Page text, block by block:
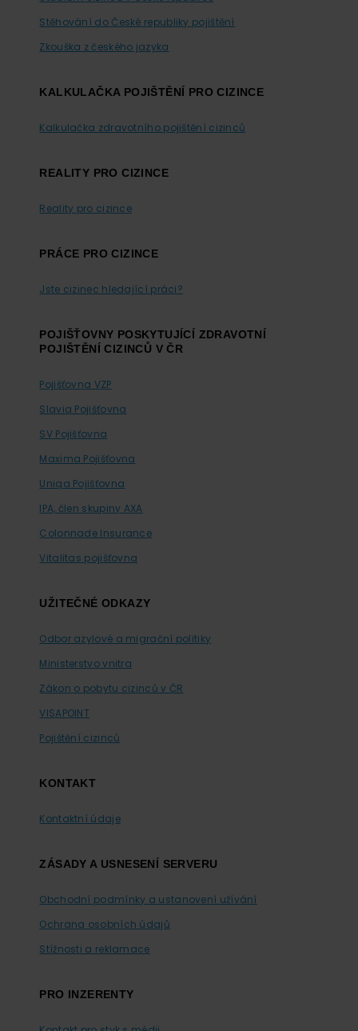
Stěhování do České republiky pojištění
Zkouška z českého jazyka
KALKULAČKA POJIŠTĚNÍ PRO CIZINCE
Kalkulačka zdravotního pojištění cizinců
REALITY PRO CIZINCE
Reality pro cizince
PRÁCE PRO CIZINCE
Jste cizinec hledající práci?
POJIŠŤOVNY POSKYTUJÍCÍ ZDRAVOTNÍ
POJIŠTĚNÍ CIZINCŮ V ČR
Pojišťovna VZP
Slavia Pojišťovna
SV Pojišťovna
Maxima Pojišťovna
Uniqa Pojišťovna
IPA, člen skupiny AXA
Colonnade Insurance
Vitalitas pojišťovna
UŽITEČNÉ ODKAZY
Odbor azylové a migrační politiky
Ministerstvo vnitra
Zákon o pobytu cizinců v ČR
VISAPOINT
Pojištění cizinců
KONTAKT
Kontaktní údaje
ZÁSADY A USNESENÍ SERVERU
Obchodní podmínky a ustanovení užívání
Ochrana osobních údajů
Stížnosti a reklamace
PRO INZERENTY